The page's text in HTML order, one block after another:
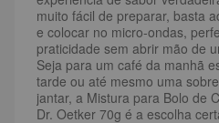
muito fácil de preparar, basta
e colocar no micro-ondas,
praticidade sem abrir mão de
Seja para um café da manhã
tarde ou até mesmo uma
jantar, a Mistura para Bolo de
Dr. Oetker 70g é a escolha